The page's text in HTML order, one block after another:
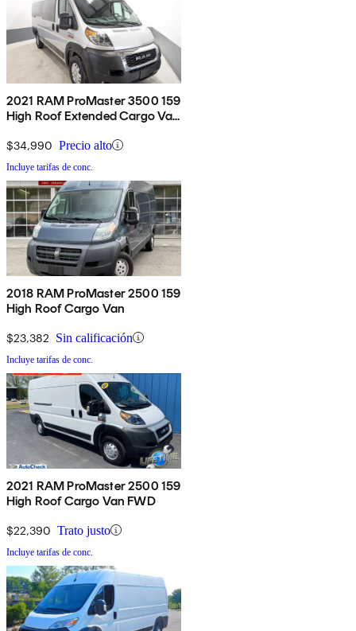
2021 RAM ProMaster 3500 159
High Roof Extended Cargo Van
$34,990 Precio alto
Incluye tarifas de conc.
2018 RAM ProMaster 2500 159
High Roof Cargo Van
$23,382 Sin calificación
Incluye tarifas de conc.
2021 RAM ProMaster 2500 159
High Roof Cargo Van FWD
$22,390 Trato justo
Incluye tarifas de conc.